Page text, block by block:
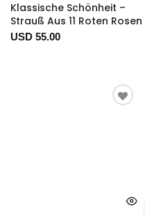
Klassische Schönheit –
Strauß Aus 11 Roten Rosen
USD 55.00